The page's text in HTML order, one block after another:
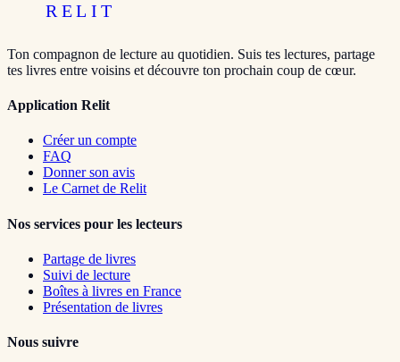
RELIT
Ton compagnon de lecture au quotidien. Suis tes lectures, partage
tes livres entre voisins et découvre ton prochain coup de cœur.
Application Relit
Créer un compte
FAQ
Donner son avis
Le Carnet de Relit
Nos services pour les lecteurs
Partage de livres
Suivi de lecture
Boîtes à livres en France
Présentation de livres
Nous suivre